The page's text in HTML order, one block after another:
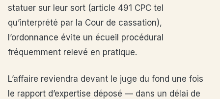
statuer sur leur sort (article 491 CPC tel
qu’interprété par la Cour de cassation),
l’ordonnance évite un écueil procédural
fréquemment relevé en pratique.
L’affaire reviendra devant le juge du fond une fois
le rapport d’expertise déposé — dans un délai de